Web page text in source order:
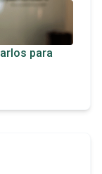
para